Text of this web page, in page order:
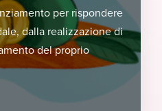
per rispondere
dalla realizzazione di
del proprio